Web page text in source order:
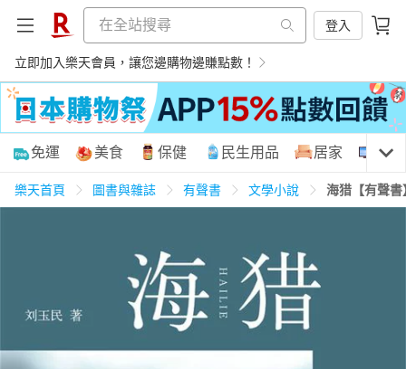
登入
立即加入樂天會員，讓您邊購物邊賺點數！
購物網分類
居家生活 3C家電 運動休閒
免運 美食 保健 民生用品 居家 3C
樂天首頁 圖書與雜誌 有聲書 文學小說 海猎【有聲書